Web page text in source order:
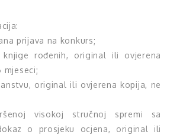
prijava na konkurs;
rođenih, original ili ovjerena
mjeseci;
original ili ovjerena kopija, ne
visokoj stručnoj spremi sa
o prosjeku ocjena, original ili